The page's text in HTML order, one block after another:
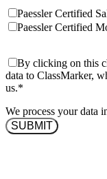
Paessler Certified
Paessler Certified
By clicking on this
data to ClassMarker,
us.*
We process your data